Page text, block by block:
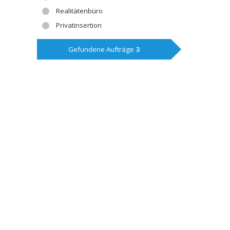
Realitätenbüro
Privatinsertion
Gefundene Aufträge 3